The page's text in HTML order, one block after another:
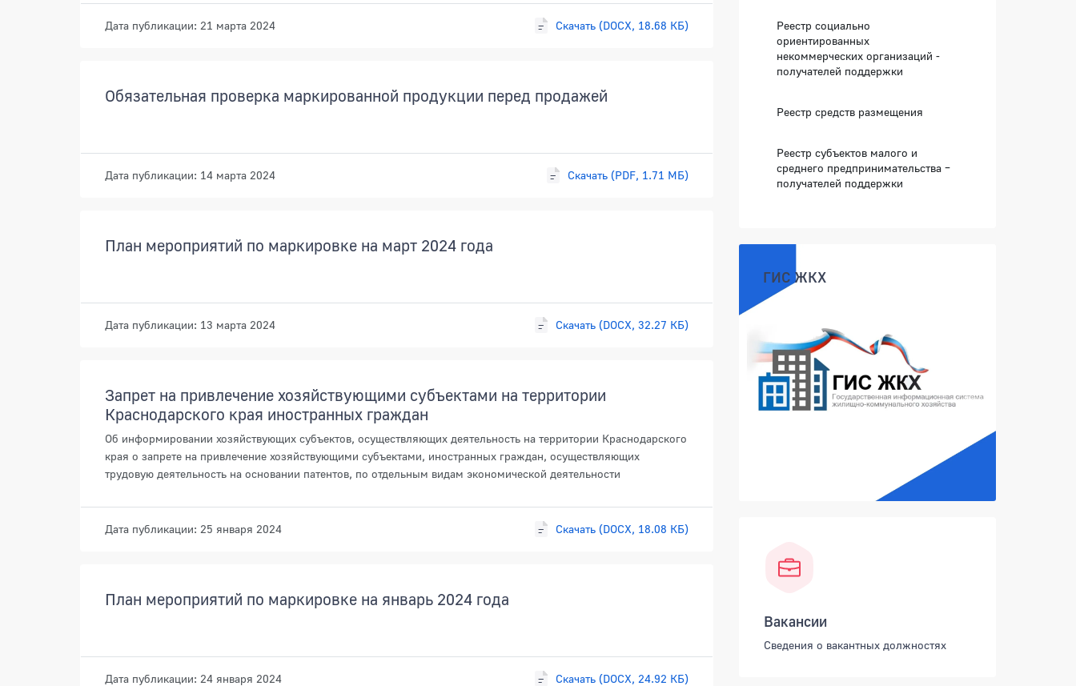
Дата публикации: 21 марта 2024 Скачать (DOCX, 18.68 КБ)
Обязательная проверка маркированной продукции перед продажей
Дата публикации: 14 марта 2024 Скачать (PDF, 1.71 МБ)
План мероприятий по маркировке на март 2024 года
Дата публикации: 13 марта 2024 Скачать (DOCX, 32.27 КБ)
Запрет на привлечение хозяйствующими субъектами на территории
Краснодарского края иностранных граждан
Об информировании хозяйствующих субъектов, осуществляющих деятельность на территории Краснодарского
края о запрете на привлечение хозяйствующими субъектами, иностранных граждан, осуществляющих
трудовую деятельность на основании патентов, по отдельным видам экономической деятельности
Дата публикации: 25 января 2024 Скачать (DOCX, 18.08 КБ)
План мероприятий по маркировке на январь 2024 года
Дата публикации: 24 января 2024 Скачать (DOCX, 24.92 КБ)
Реестр социально
ориентированных
некоммерческих организаций -
получателей поддержки
Реестр средств размещения
Реестр субъектов малого и
среднего предпринимательства –
получателей поддержки
ГИС ЖКХ
Вакансии
Сведения о вакантных должностях